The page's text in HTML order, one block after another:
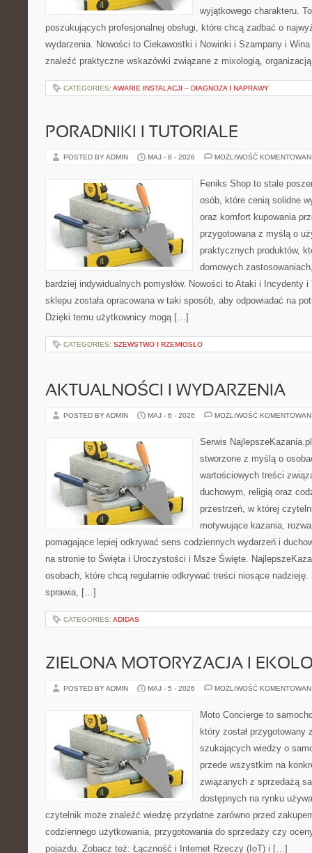
wyjątkowego charakteru.
poszukujących profesjonalnej obsługi, które chcą zadbać o
wydarzenia. Nowości to Ciekawostki i Nowinki i Szampany i
znaleźć praktyczne wskazówki związane z mixologią,
CATEGORIES: AWARIE INSTALACJI – DIAGNOZA I NAPRAWY
PORADNIKI I TUTORIALE
POSTED BY ADMIN MAJ - 8 - 2026 MOŻLIWOŚĆ
Feniks Shop to stale
osób, które cenią solidne
oraz komfort kupowania
przygotowana z myślą o
praktycznych produktów,
domowych
bardziej indywidualnych pomysłów. Nowości to Ataki i Incydenty
sklepu została opracowana w taki sposób, aby odpowiadać na
Dzięki temu użytkownicy mogą […]
CATEGORIES: SZEWSTWO I RZEMIOSŁO
AKTUALNOŚCI I WYDARZENIA
POSTED BY ADMIN MAJ - 6 - 2026 MOŻLIWOŚĆ
Serwis
stworzone z myślą o
wartościowych treści
duchowym, religią oraz
przestrzeń, w której
motywujące kazania,
pomagające lepiej odkrywać sens codziennych wydarzeń i
na stronie to Święta i Uroczystości i Msze Święte.
osobach, które chcą regularnie odkrywać treści niosące nadzieję.
sprawia, […]
CATEGORIES: ADIDAS
ZIELONA MOTORYZACJA I
POSTED BY ADMIN MAJ - 5 - 2026 MOŻLIWOŚĆ
Moto Concierge to
który został przygotowany
szukających wiedzy o
przede wszystkim na
związanych z sprzedażą
dostępnych na rynku
czytelnik może znaleźć wiedzę przydatne zarówno przed
codziennego użytkowania, przygotowania do sprzedaży czy
pojazdu. Zobacz też: Łączność i Internet Rzeczy (IoT) i […]